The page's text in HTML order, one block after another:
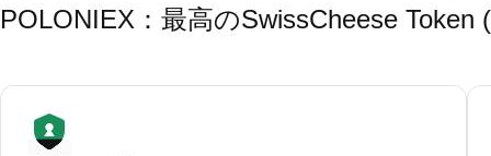
POLONIEX：最高のSwissCheese